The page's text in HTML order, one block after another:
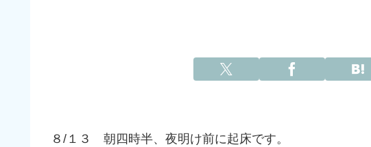
８/１３ 朝四時半、夜明け前に起床です。